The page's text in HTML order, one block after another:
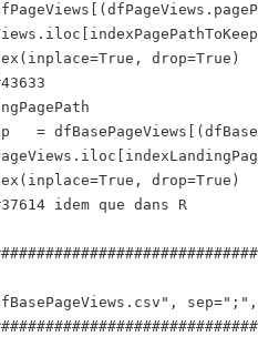
=
idem que dans R